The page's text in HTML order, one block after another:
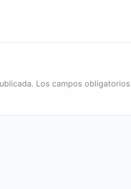
Los campos